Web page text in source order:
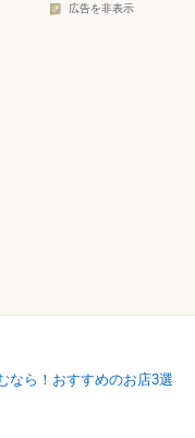
広告を非表示
なら！おすすめのお店3選